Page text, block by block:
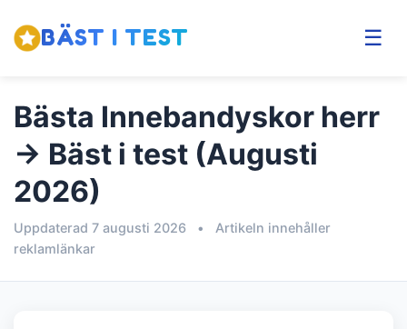
BÄST I TEST ☰
Bästa Innebandyskor herr
→ Bäst i test (Augusti
2026)
Uppdaterad 7 augusti 2026 •
Artikeln innehåller
reklamlänkar